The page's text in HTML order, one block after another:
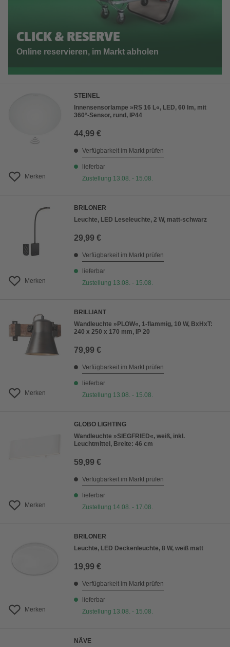
CLICK & RESERVE
Online reservieren, im Markt abholen
Merken
STEINEL
Innensensorlampe »RS 16 L«, LED, 60 lm, mit
360°-Sensor, rund, IP44
44,99 €
Verfügbarkeit im Markt prüfen
lieferbar
Zustellung 13.08. - 15.08.
Merken
BRILONER
Leuchte, LED Leseleuchte, 2 W, matt-schwarz
29,99 €
Verfügbarkeit im Markt prüfen
lieferbar
Zustellung 13.08. - 15.08.
Merken
BRILLIANT
Wandleuchte »PLOW«, 1-flammig, 10 W, BxHxT:
240 x 250 x 170 mm, IP 20
79,99 €
Verfügbarkeit im Markt prüfen
lieferbar
Zustellung 13.08. - 15.08.
Merken
GLOBO LIGHTING
Wandleuchte »SIEGFRIED«, weiß, inkl.
Leuchtmittel, Breite: 46 cm
59,99 €
Verfügbarkeit im Markt prüfen
lieferbar
Zustellung 14.08. - 17.08.
Merken
BRILONER
Leuchte, LED Deckenleuchte, 8 W, weiß matt
19,99 €
Verfügbarkeit im Markt prüfen
lieferbar
Zustellung 13.08. - 15.08.
NÄVE